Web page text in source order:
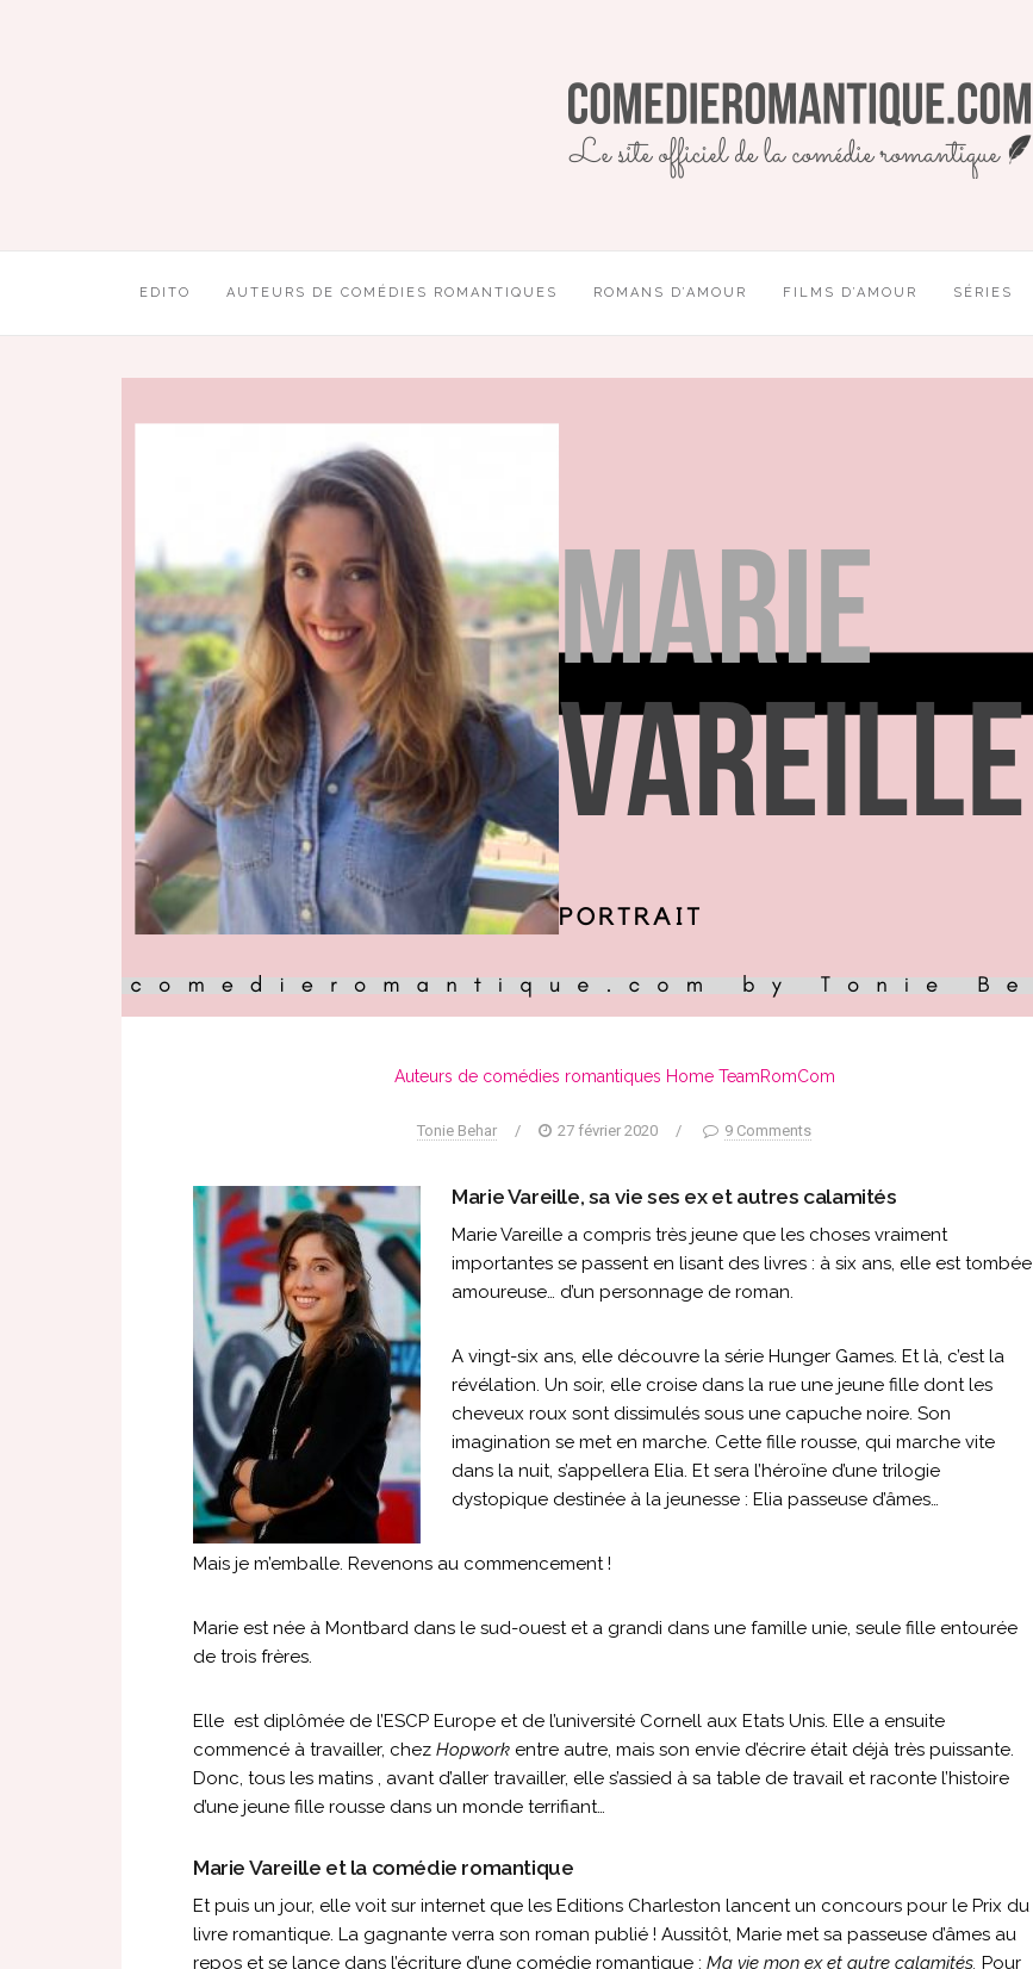
EDITO AUTEURS DE COMÉDIES ROMANTIQUES ROMANS D’AMOUR FILMS D’AMOUR SÉRIES
Auteurs de comédies romantiques Home TeamRomCom
Tonie Behar / 27 février 2020 / 9 Comments
Marie Vareille, sa vie ses ex et autres calamités
Marie Vareille a compris très jeune que les choses vraiment
importantes se passent en lisant des livres : à six ans, elle est tombée
amoureuse… d’un personnage de roman.
A vingt-six ans, elle découvre la série Hunger Games. Et là, c’est la
révélation. Un soir, elle croise dans la rue une jeune fille dont les
cheveux roux sont dissimulés sous une capuche noire. Son
imagination se met en marche. Cette fille rousse, qui marche vite
dans la nuit, s’appellera Elia. Et sera l’héroïne d’une trilogie
dystopique destinée à la jeunesse : Elia passeuse d’âmes…
Mais je m’emballe. Revenons au commencement !
Marie est née à Montbard dans le sud-ouest et a grandi dans une famille unie, seule fille entourée
de trois frères.
Elle est diplômée de l’ESCP Europe et de l’université Cornell aux Etats Unis. Elle a ensuite
commencé à travailler, chez Hopwork entre autre, mais son envie d’écrire était déjà très puissante.
Donc, tous les matins , avant d’aller travailler, elle s’assied à sa table de travail et raconte l’histoire
d’une jeune fille rousse dans un monde terrifiant…
Marie Vareille et la comédie romantique
Et puis un jour, elle voit sur internet que les Editions Charleston lancent un concours pour le Prix du
livre romantique. La gagnante verra son roman publié ! Aussitôt, Marie met sa passeuse d’âmes au
repos et se lance dans l’écriture d’une comédie romantique : Ma vie mon ex et autre calamités. Pour